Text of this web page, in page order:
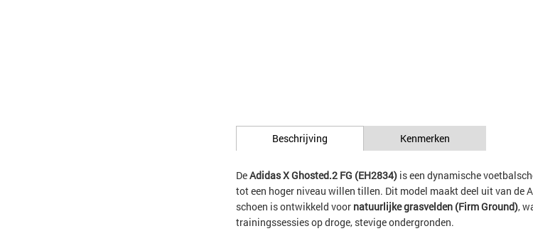
Beschrijving Kenmerken
DeAdidas X Ghosted.2 FG (EH2834) is een dynamische
tot een hoger niveau willen tillen. Dit model maakt deel uit van de
schoen is ontwikkeld voor natuurlijke grasvelden (Firm Ground),
trainingssessies op droge, stevige ondergronden.